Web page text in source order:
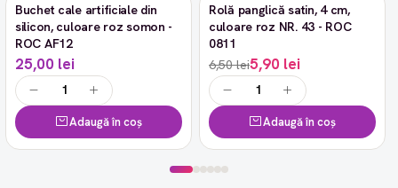
Buchet cale artificiale din
silicon, culoare roz somon -
ROC AF12
25,00 lei
Adaugă în coș
-9%
Rolă panglică satin, 4 cm,
culoare roz NR. 43 - ROC
0811
6,50 lei5,90 lei
Adaugă în coș